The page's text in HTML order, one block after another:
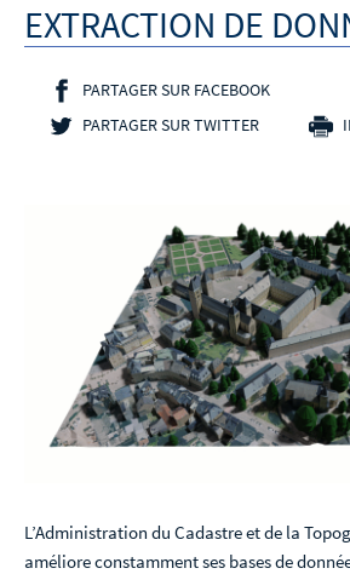
EXTRACTION DE
PARTAGER SUR FACEBOOK
PARTAGER SUR TWITTER -
L’Administration du Cadastre et de la
améliore constamment ses bases de